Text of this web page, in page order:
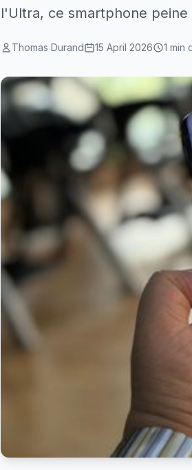
l'Ultra, ce smartphone peine
Thomas Durand 15 April 2026 1 min